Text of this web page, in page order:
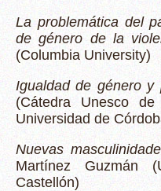
La problemática del
de género de la
(Columbia University)
Igualdad de género y
(Cátedra Unesco
Universidad de
Nuevas
Martínez Guzmán
Castellón)